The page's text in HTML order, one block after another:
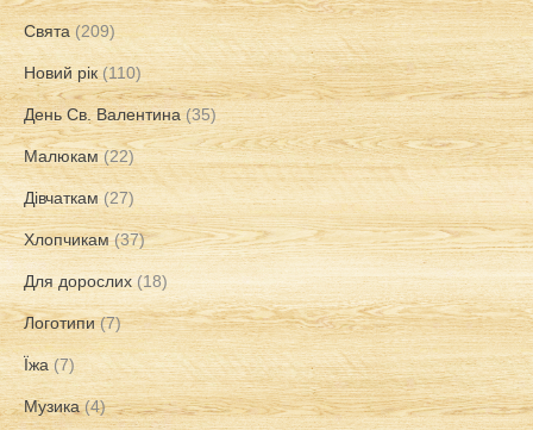
Свята (209)
Новий рік (110)
День Св. Валентина (35)
Малюкам (22)
Дівчаткам (27)
Хлопчикам (37)
Для дорослих (18)
Логотипи (7)
Їжа (7)
Музика (4)